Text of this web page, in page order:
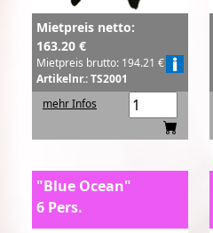
Mietpreis netto:
163.20 €
Mietpreis brutto: 194.21 €
Artikelnr.: TS2001
mehr Infos
"Blue Ocean"
6 Pers.